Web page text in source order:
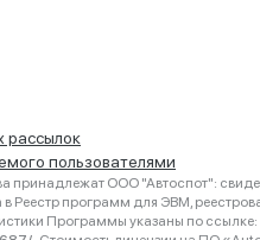
рассылок
пользователями
ООО "Автоспот":
Реестр программ для ЭВМ,
Программы указаны по ссылке: